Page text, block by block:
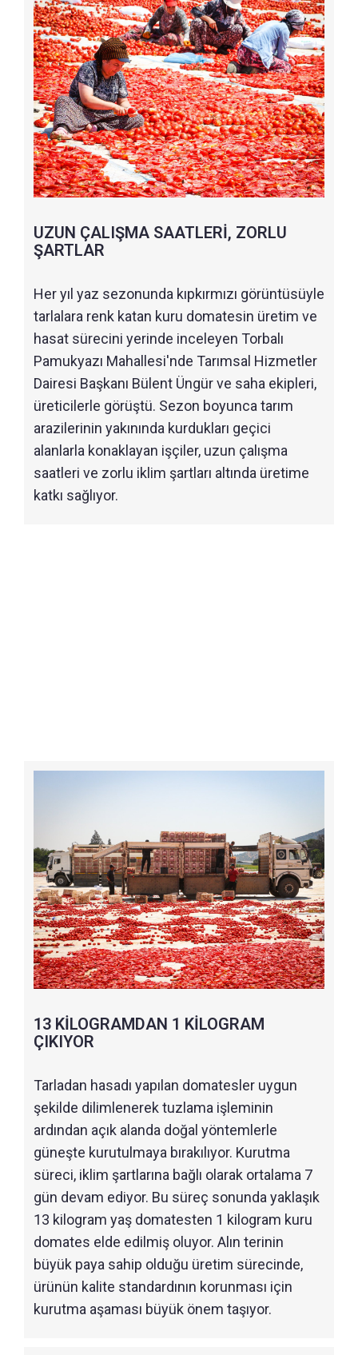
UZUN ÇALIŞMA SAATLERİ, ZORLU
ŞARTLAR
Her yıl yaz sezonunda kıpkırmızı görüntüsüyle
tarlalara renk katan kuru domatesin üretim ve
hasat sürecini yerinde inceleyen Torbalı
Pamukyazı Mahallesi'nde Tarımsal Hizmetler
Dairesi Başkanı Bülent Üngür ve saha ekipleri,
üreticilerle görüştü. Sezon boyunca tarım
arazilerinin yakınında kurdukları geçici
alanlarla konaklayan işçiler, uzun çalışma
saatleri ve zorlu iklim şartları altında üretime
katkı sağlıyor.
13 KİLOGRAMDAN 1 KİLOGRAM
ÇIKIYOR
Tarladan hasadı yapılan domatesler uygun
şekilde dilimlenerek tuzlama işleminin
ardından açık alanda doğal yöntemlerle
güneşte kurutulmaya bırakılıyor. Kurutma
süreci, iklim şartlarına bağlı olarak ortalama 7
gün devam ediyor. Bu süreç sonunda yaklaşık
13 kilogram yaş domatesten 1 kilogram kuru
domates elde edilmiş oluyor. Alın terinin
büyük paya sahip olduğu üretim sürecinde,
ürünün kalite standardının korunması için
kurutma aşaması büyük önem taşıyor.